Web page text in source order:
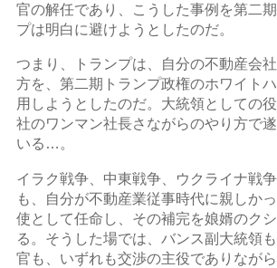
官の解任であり、こうした事例を第二
プは明白に避けようとしたのだ。
つまり、トランプは、自分の不動産会
方を、第二期トランプ政権のホワイト
用しようとしたのだ。大統領としての
社のワンマン社長さながらのやり方で
いる…。
イラク戦争、中東戦争、ウクライナ戦
も、自分が不動産業従事時代に親しか
使として任命し、その補完を娘婿のク
る。そうした場では、バンス副大統領
官も、いずれも交渉の主役でありなが